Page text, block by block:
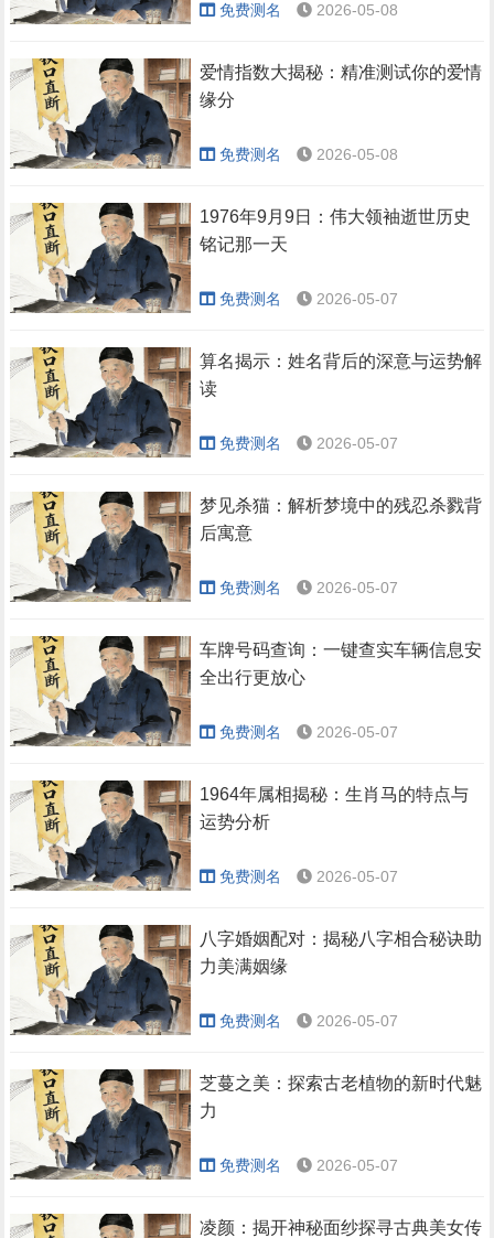
免费测名 2026-05-08
爱情指数大揭秘：精准测试你的爱情
缘分
免费测名 2026-05-08
1976年9月9日：伟大领袖逝世历史
铭记那一天
免费测名 2026-05-07
算名揭示：姓名背后的深意与运势解
读
免费测名 2026-05-07
梦见杀猫：解析梦境中的残忍杀戮背
后寓意
免费测名 2026-05-07
车牌号码查询：一键查实车辆信息安
全出行更放心
免费测名 2026-05-07
1964年属相揭秘：生肖马的特点与
运势分析
免费测名 2026-05-07
八字婚姻配对：揭秘八字相合秘诀助
力美满姻缘
免费测名 2026-05-07
芝蔓之美：探索古老植物的新时代魅
力
免费测名 2026-05-07
凌颜：揭开神秘面纱探寻古典美女传